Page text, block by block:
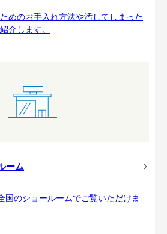
めのお手入れ方法や汚してしまった
介します。
ーム
国のショールームでご覧いただけま